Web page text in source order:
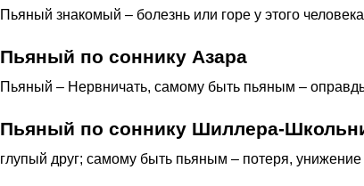
Пьяный знакомый – болезнь или горе у этого
Пьяный по соннику Азара
Пьяный – Нервничать, самому быть пьяным –
Пьяный по соннику Шиллера-
глупый друг; самому быть пьяным – потеря, унижение